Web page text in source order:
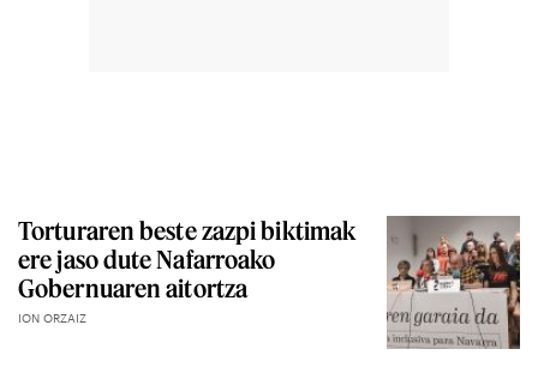
Torturaren beste zazpi biktimak
ere jaso dute Nafarroako
Gobernuaren aitortza
ION ORZAIZ